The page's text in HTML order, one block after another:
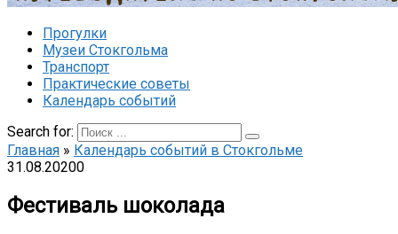
Прогулки
Музеи Стокгольма
Транспорт
Практические советы
Календарь событий
Search for:
Главная » Календарь событий в Стокгольме
31.08.20200
Фестиваль шоколада